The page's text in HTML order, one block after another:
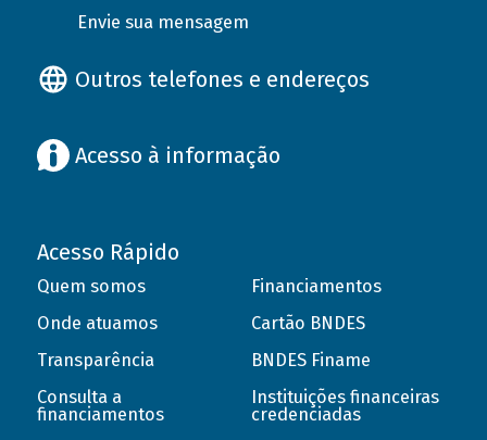
Envie sua mensagem
Outros telefones e endereços
Acesso à informação
Acesso Rápido
Quem somos
Onde atuamos
Transparência
Consulta a
financiamentos
Financiamentos
Cartão BNDES
BNDES Finame
Instituições financeiras
credenciadas